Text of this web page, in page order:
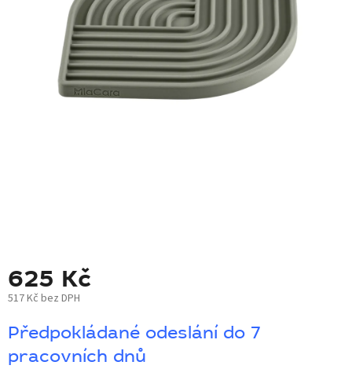
BARNABY
ZNAČKY
625 Kč
517 Kč bez DPH
cena:
Předpokládané odeslání do 7
pracovních dnů